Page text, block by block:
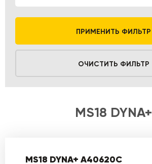
ПРИМЕНИТЬ ФИЛЬТР
ОЧИСТИТЬ ФИЛЬТР
MS18 DYNA+
MS18 DYNA+ A40620C